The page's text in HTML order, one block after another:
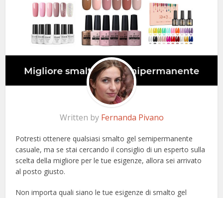
Written by Fernanda Pivano
Potresti ottenere qualsiasi smalto gel semipermanente
casuale, ma se stai cercando il consiglio di un esperto sulla
scelta della migliore per le tue esigenze, allora sei arrivato
al posto giusto.
Non importa quali siano le tue esigenze di smalto gel